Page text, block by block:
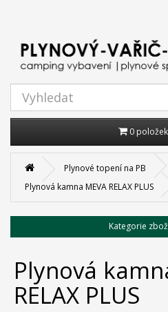
0
Plynové topení na PB
Plynová kamna MEVA RELAX PLUS
Kategorie
Plynová
RELAX PLUS